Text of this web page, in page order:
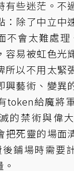
有些迷茫。不
：除了中立中
不會太難處理
容易被虹色光
所以不用太緊
興藝術 、 變異
token給魔將
的禁術與偉
把死靈的場面
鋪場時需要